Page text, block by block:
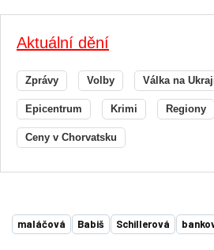
Aktuální dění
Zprávy Volby Válka na
Epicentrum Krimi Regiony
Ceny v Chorvatsku
maláčová Babiš Schillerová